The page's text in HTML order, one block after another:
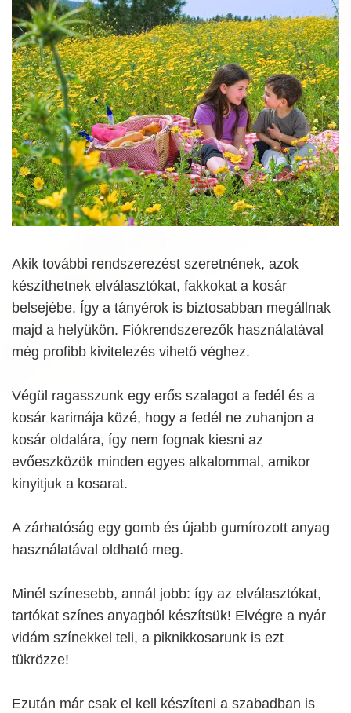
Akik további rendszerezést szeretnének, azok
készíthetnek elválasztókat, fakkokat a kosár
belsejébe. Így a tányérok is biztosabban megállnak
majd a helyükön. Fiókrendszerezők használatával
még profibb kivitelezés vihető véghez.
Végül ragasszunk egy erős szalagot a fedél és a
kosár karimája közé, hogy a fedél ne zuhanjon a
kosár oldalára, így nem fognak kiesni az
evőeszközök minden egyes alkalommal, amikor
kinyitjuk a kosarat.
A zárhatóság egy gomb és újabb gumírozott anyag
használatával oldható meg.
Minél színesebb, annál jobb: így az elválasztókat,
tartókat színes anyagból készítsük! Elvégre a nyár
vidám színekkel teli, a piknikkosarunk is ezt
tükrözze!
Ezután már csak el kell készíteni a szabadban is